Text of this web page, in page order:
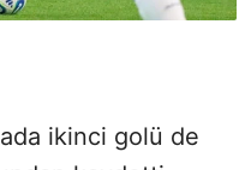
ikinci golü de